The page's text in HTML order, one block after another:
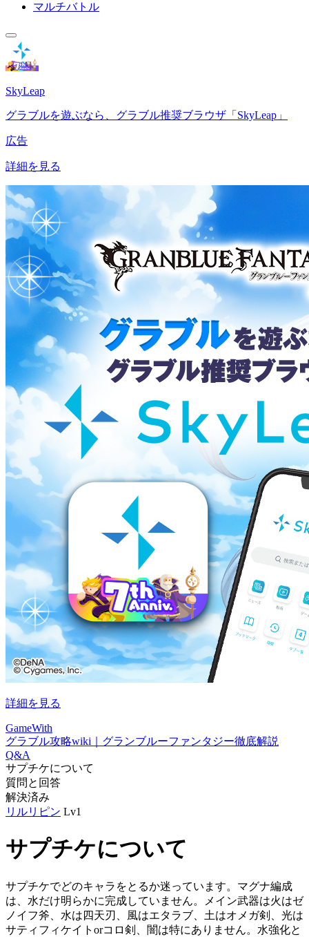
マルチバトル
SkyLeap
グラブルを遊ぶなら、グラブル推奨ブラウザ「SkyLeap」
広告
詳細を見る
詳細を見る
GameWith
グラブル攻略wiki｜グランブルーファンタジー徹底解説
Q&A
サプチケについて
質問と回答
解決済み
リルリピン Lv1
サプチケについて
サプチケでどのキャラをとるか迷っています。マグナ編成
は、水だけ明らかに完成していません。メイン武器は火はゼ
ノイフ斧、水は四天刃、風はエタラブ、土はオメガ剣、光は
サティフィケイトorコロ剣、闇は特にありません。水強化と